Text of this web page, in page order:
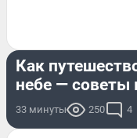
Как
небе — советы
33 минуты 250 4